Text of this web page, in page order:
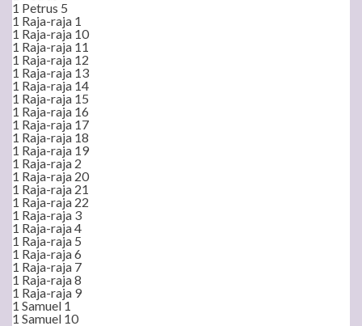
1 Petrus 5
1 Raja-raja 1
1 Raja-raja 10
1 Raja-raja 11
1 Raja-raja 12
1 Raja-raja 13
1 Raja-raja 14
1 Raja-raja 15
1 Raja-raja 16
1 Raja-raja 17
1 Raja-raja 18
1 Raja-raja 19
1 Raja-raja 2
1 Raja-raja 20
1 Raja-raja 21
1 Raja-raja 22
1 Raja-raja 3
1 Raja-raja 4
1 Raja-raja 5
1 Raja-raja 6
1 Raja-raja 7
1 Raja-raja 8
1 Raja-raja 9
1 Samuel 1
1 Samuel 10